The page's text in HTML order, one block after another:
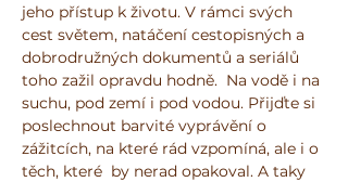
jeho přístup k životu. V rámci svých
cest světem, natáčení cestopisných a
dobrodružných dokumentů a seriálů
toho zažil opravdu hodně.  Na vodě i na
suchu, pod zemí i pod vodou. Přijďte si
poslechnout barvité vyprávění o
zážitcích, na které rád vzpomíná, ale i o
těch, které  by nerad opakoval. A taky